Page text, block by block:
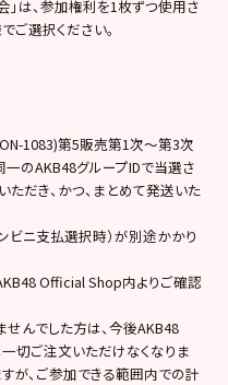
」は、参加権利を1枚ずつ使用さ
ご選択ください。
1083)第5販売第1次～第3次
のAKB48グループIDで当選さ
ただき、かつ、まとめて発送いた
ビニ支払選択時）が別途かかり
Official Shop内よりご確認
んでした方は、今後AKB48
切ご注文いただけなくなりま
が、ご参加できる範囲内での計